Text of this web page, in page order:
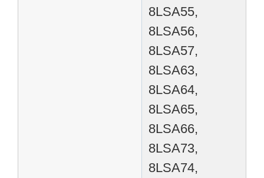
8LSA55,
8LSA56,
8LSA57,
8LSA63,
8LSA64,
8LSA65,
8LSA66,
8LSA73,
8LSA74,